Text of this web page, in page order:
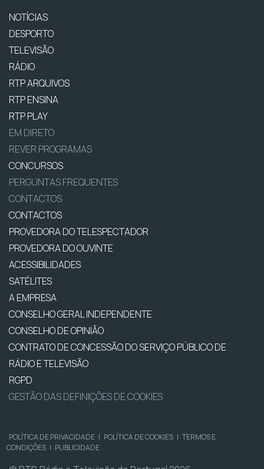
NOTÍCIAS
DESPORTO
TELEVISÃO
RÁDIO
RTP ARQUIVOS
RTP ENSINA
RTP PLAY
EM DIRETO
REVER PROGRAMAS
CONCURSOS
PERGUNTAS FREQUENTES
CONTACTOS
CONTACTOS
PROVEDORA DO TELESPECTADOR
PROVEDORA DO OUVINTE
ACESSIBILIDADES
SATÉLITES
A EMPRESA
CONSELHO GERAL INDEPENDENTE
CONSELHO DE OPINIÃO
CONTRATO DE CONCESSÃO DO SERVIÇO PÚBLICO DE
RÁDIO E TELEVISÃO
RGPD
GESTÃO DAS DEFINIÇÕES DE COOKIES
POLÍTICA DE PRIVACIDADE | POLÍTICA DE COOKIES | TERMOS E
CONDIÇÕES | PUBLICIDADE